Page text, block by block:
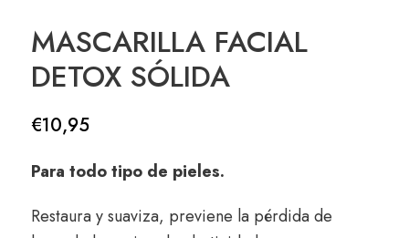
MASCARILLA FACIAL
DETOX SÓLIDA
€10,95
Para todo tipo de pieles.
Restaura y suaviza, previene la pérdida de